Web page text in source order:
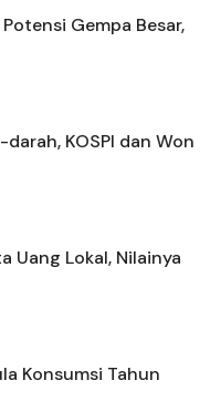
Gempa Besar,
KOSPI dan Won
Uang Lokal, Nilainya
Konsumsi Tahun